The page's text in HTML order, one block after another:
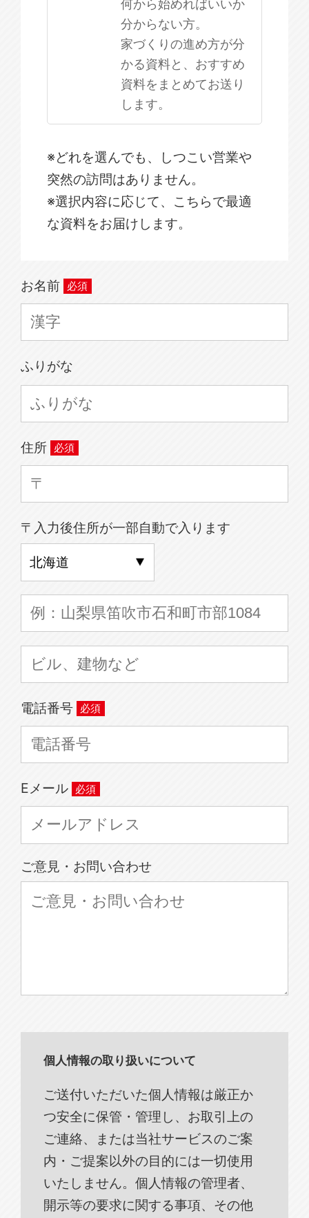
何から始めればいいか
分からない方。
家づくりの進め方が分
かる資料と、おすすめ
資料をまとめてお送り
します。
※どれを選んでも、しつこい営業や
突然の訪問はありません。
※選択内容に応じて、こちらで最適
な資料をお届けします。
お名前
ふりがな
住所
〒入力後住所が一部自動で入ります
電話番号
Eメール
ご意見・お問い合わせ
個人情報の取り扱いについて
ご送付いただいた個人情報は厳正か
つ安全に保管・管理し、お取引上の
ご連絡、または当社サービスのご案
内・ご提案以外の目的には一切使用
いたしません。個人情報の管理者、
開示等の要求に関する事項、その他